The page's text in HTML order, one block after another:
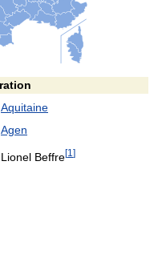
Aquitaine
Agen
Lionel Beffre[1 ]